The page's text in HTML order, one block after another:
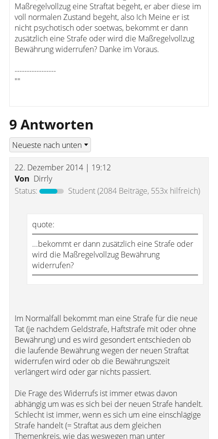
Maßregelvollzug eine Straftat begeht, er aber diese im
voll normalen Zustand begeht, also Ich Meine er ist
nicht psychotisch oder soetwas, bekommt er dann
zusätzlich eine Strafe oder wird die Maßregelvollzug
Bewährung widerrufen? Danke im Voraus.
-----------------
""
9 Antworten
22. Dezember 2014 | 19:12
Von Dirrly
Status:
Student(2084 Beiträge, 553x hilfreich)
quote:
...bekommt er dann zusätzlich eine Strafe oder
wird die Maßregelvollzug Bewährung
widerrufen?
Im Normalfall bekommt man eine Strafe für die neue
Tat (je nachdem Geldstrafe, Haftstrafe mit oder ohne
Bewährung) und es wird gesondert entschieden ob
die laufende Bewährung wegen der neuen Straftat
widerrufen wird oder ob die Bewährungszeit
verlängert wird oder gar nichts passiert.
Die Frage des Widerrufs ist immer etwas davon
abhängig um was es sich bei der neuen Strafe handelt.
Schlecht ist immer, wenn es sich um eine einschlägige
Strafe handelt (= Straftat aus dem gleichen
Themenkreis, wie das weswegen man unter